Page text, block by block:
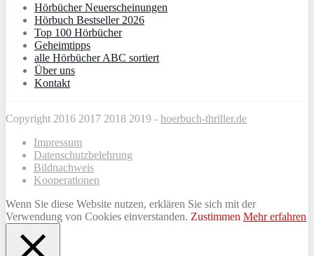
Hörbücher Neuerscheinungen
Hörbuch Bestseller 2026
Top 100 Hörbücher
Geheimtipps
alle Hörbücher ABC sortiert
Über uns
Kontakt
Copyright 2016 2017 2018 2019 - hoerbuch-thriller.de
Impressum
Datenschutzbelehrung
Bildnachweis
Kooperationen
Wenn Sie diese Website nutzen, erklären Sie sich mit der
Verwendung von Cookies einverstanden. Zustimmen Mehr erfahren